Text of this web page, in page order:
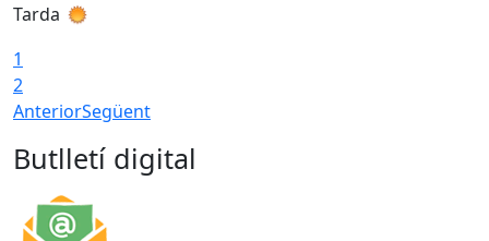
Tarda
1
2
AnteriorSegüent
Butlletí digital